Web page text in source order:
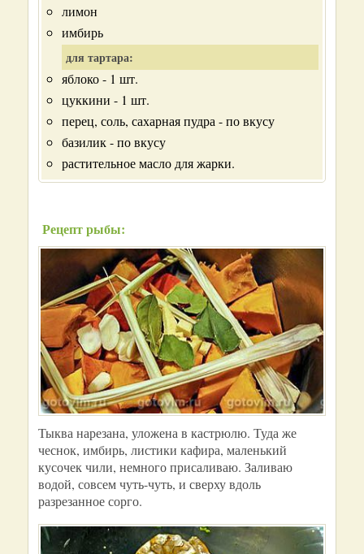
лимон
имбирь
для тартара:
яблоко - 1 шт.
цуккини - 1 шт.
перец, соль, сахарная пудра - по вкусу
базилик - по вкусу
растительное масло для жарки.
Рецепт рыбы:
Тыква нарезана, уложена в кастрюлю. Туда же
чеснок, имбирь, листики кафира, маленький
кусочек чили, немного присаливаю. Заливаю
водой, совсем чуть-чуть, и сверху вдоль
разрезанное сорго.